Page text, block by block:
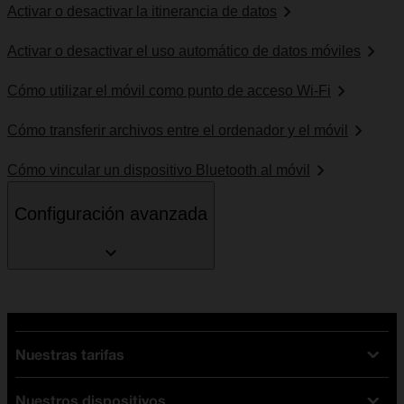
Activar o desactivar la itinerancia de datos
Activar o desactivar el uso automático de datos móviles
Cómo utilizar el móvil como punto de acceso Wi-Fi
Cómo transferir archivos entre el ordenador y el móvil
Cómo vincular un dispositivo Bluetooth al móvil
Configuración avanzada
Nuestras tarifas
Nuestros dispositivos